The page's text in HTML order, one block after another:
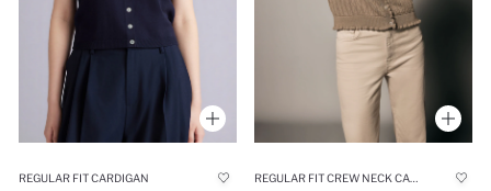
REGULAR FIT CARDIGAN